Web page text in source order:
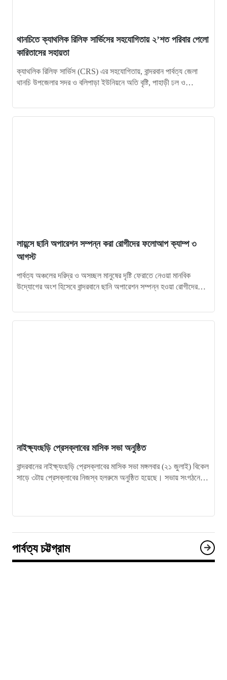
ভবিষ্যৎ প্রজন্মের জন্য সবুজ বাংলাদেশ গড়তে বৃক্ষরোপণ করতে হবে:
ইউএনও নাইক্ষ্যংছড়ি
১৮
বান্দরবানে বিনামূল্যে চক্ষু সেবার ফলোআপ ক্যাম্প অনুষ্ঠিত
১৯
থানচিতে ক্যাথলিক রিলিফ সার্ভিসের সহযোগিতায় ২’শত পরিবার পেলো
কারিতাসের সহায়তা
ক্যাথলিক রিলিফ সার্ভিস (CRS) এর সহযোগিতায়, বান্দরবান পার্বত্য জেলা
থানচি উপজেলার সদর ও বলিপাড়া ইউনিয়নে অতি বৃষ্টি, পাহাড়ী ঢল ও…
লায়ন্সে ছানি অপারেশন সম্পন্ন করা রোগীদের ফলোআপ ক্যাম্প ৩
আগস্ট
পার্বত্য অঞ্চলের দরিদ্র ও অসচ্ছল মানুষের দৃষ্টি ফেরাতে নেওয়া মানবিক
উদ্যোগের অংশ হিসেবে বান্দরবানে ছানি অপারেশন সম্পন্ন হওয়া রোগীদের
নাইক্ষ্যংছড়ি প্রেসক্লাবের মাসিক সভা অনুষ্ঠিত
বান্দরবানের নাইক্ষ্যংছড়ি প্রেসক্লাবের মাসিক সভা মঙ্গলবার (২১ জুলাই) বিকেল
সাড়ে ৩টায় প্রেসক্লাবের নিজস্ব হলরুমে অনুষ্ঠিত হয়েছে। সভায় সংগঠনের
পার্বত্য চট্টগ্রাম